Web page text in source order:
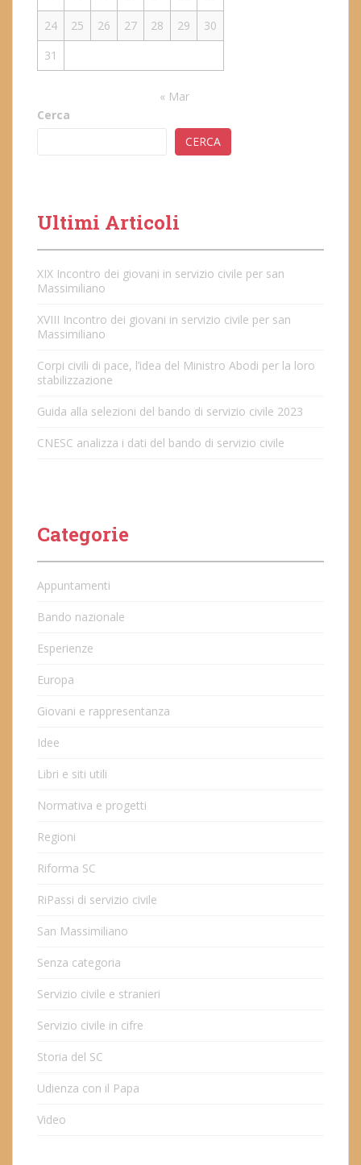
24
25 26 27 28 29
30
31
« Mar
Cerca
CERCA
Ultimi Articoli
XIX Incontro dei giovani in servizio civile per san
Massimiliano
XVIII Incontro dei giovani in servizio civile per san
Massimiliano
Corpi civili di pace, l’idea del Ministro Abodi per la loro
stabilizzazione
Guida alla selezioni del bando di servizio civile 2023
CNESC analizza i dati del bando di servizio civile
Categorie
Appuntamenti
Bando nazionale
Esperienze
Europa
Giovani e rappresentanza
Idee
Libri e siti utili
Normativa e progetti
Regioni
Riforma SC
RiPassi di servizio civile
San Massimiliano
Senza categoria
Servizio civile e stranieri
Servizio civile in cifre
Storia del SC
Udienza con il Papa
Video